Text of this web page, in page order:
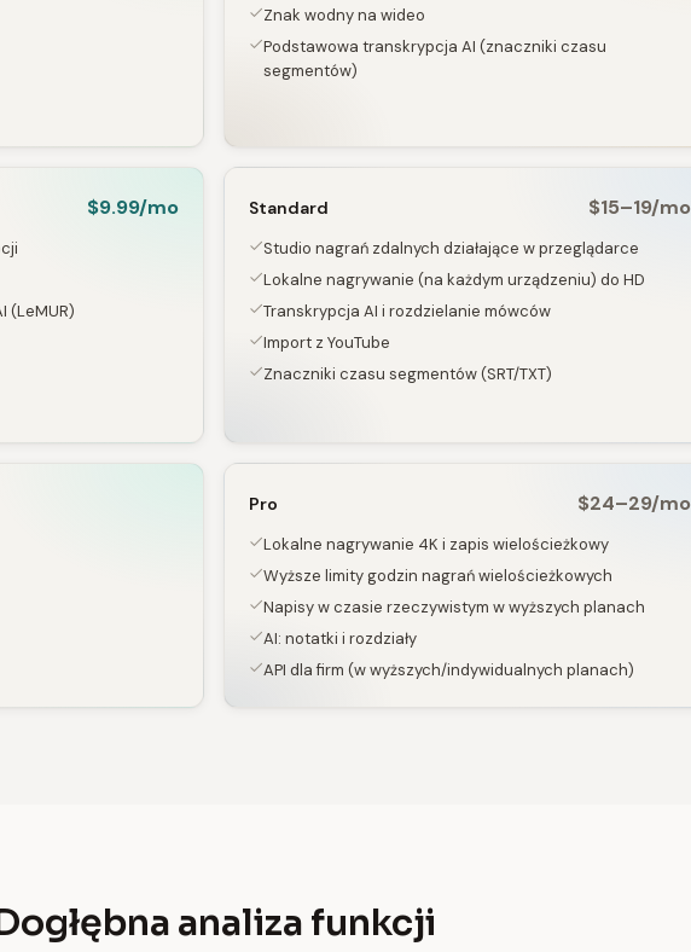
Znak wodny na wideo
Podstawowa transkrypcja AI (znaczniki czasu
segmentów)
$9.99/mo
(LeMUR)
Standard $15–19/mo
Studio nagrań zdalnych działające w przeglądarce
Lokalne nagrywanie (na każdym urządzeniu) do HD
Transkrypcja AI i rozdzielanie mówców
Import z YouTube
Znaczniki czasu segmentów (SRT/TXT)
Pro $24–29/mo
Lokalne nagrywanie 4K i zapis wielościeżkowy
Wyższe limity godzin nagrań wielościeżkowych
Napisy w czasie rzeczywistym w wyższych planach
AI: notatki i rozdziały
API dla firm (w wyższych/indywidualnych planach)
analiza funkcji